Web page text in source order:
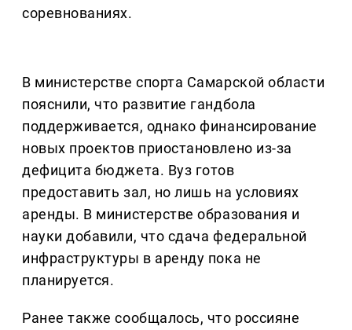
соревнованиях.
В министерстве спорта Самарской области
пояснили, что развитие гандбола
поддерживается, однако финансирование
новых проектов приостановлено из-за
дефицита бюджета. Вуз готов
предоставить зал, но лишь на условиях
аренды. В министерстве образования и
науки добавили, что сдача федеральной
инфраструктуры в аренду пока не
планируется.
Ранее также сообщалось, что россияне